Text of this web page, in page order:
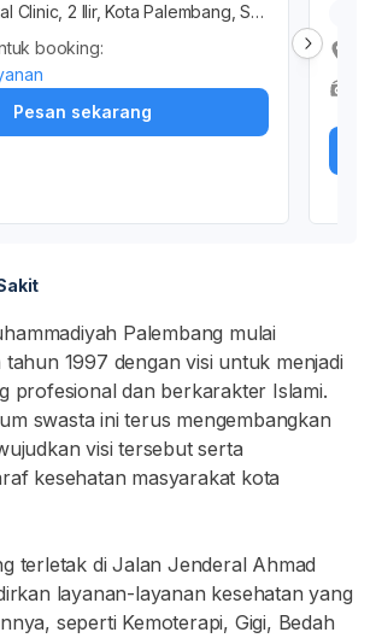
Clinic, 2 Ilir, Kota Palembang, Su
Indonesia
booking:
Pesan sekarang
Palembang mulai
1997 dengan visi untuk menjadi
profesional dan berkarakter Islami.
swasta ini terus mengembangkan
visi tersebut serta
kesehatan masyarakat kota
terletak di Jalan Jenderal Ahmad
layanan-layanan kesehatan yang
seperti Kemoterapi, Gigi, Bedah